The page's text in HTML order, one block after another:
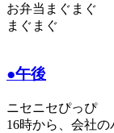
お弁当まぐまぐ
まぐまぐ
●午後
ニセニセぴっぴ
16時から、会社